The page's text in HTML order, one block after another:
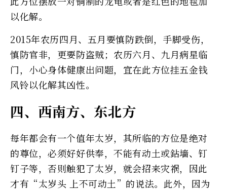
以化解。
2015年农历四月、五月要慎防跌倒，手脚受伤，
慎防官非，更要防盗贼；农历六月、九月病星临
门，小心身体健康出问题，宜在此方位挂五金钱
风铃以化解其凶性。
四、西南方、东北方
每年都会有一个值年太岁，其所临的方位是绝对
的尊位，必须好好供奉，不能有动土或鉆墙、钉
钉子等，否则触犯了太岁，就会招来灾祸，因此
才有“太岁头 上不可动土”的说法。此外，因为